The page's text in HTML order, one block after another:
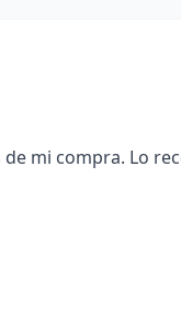
mi compra. Lo